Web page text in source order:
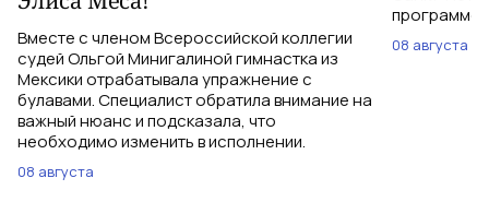
Вместе с членом Всероссийской коллегии
судей Ольгой Минигалиной гимнастка из
Мексики отрабатывала упражнение с
булавами. Специалист обратила внимание на
важный нюанс и подсказала, что
необходимо изменить в исполнении.
08 августа
программе
08 августа